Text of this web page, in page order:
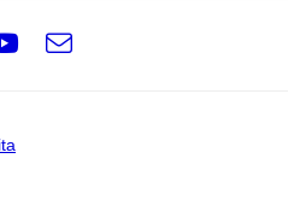
Youtube
e-